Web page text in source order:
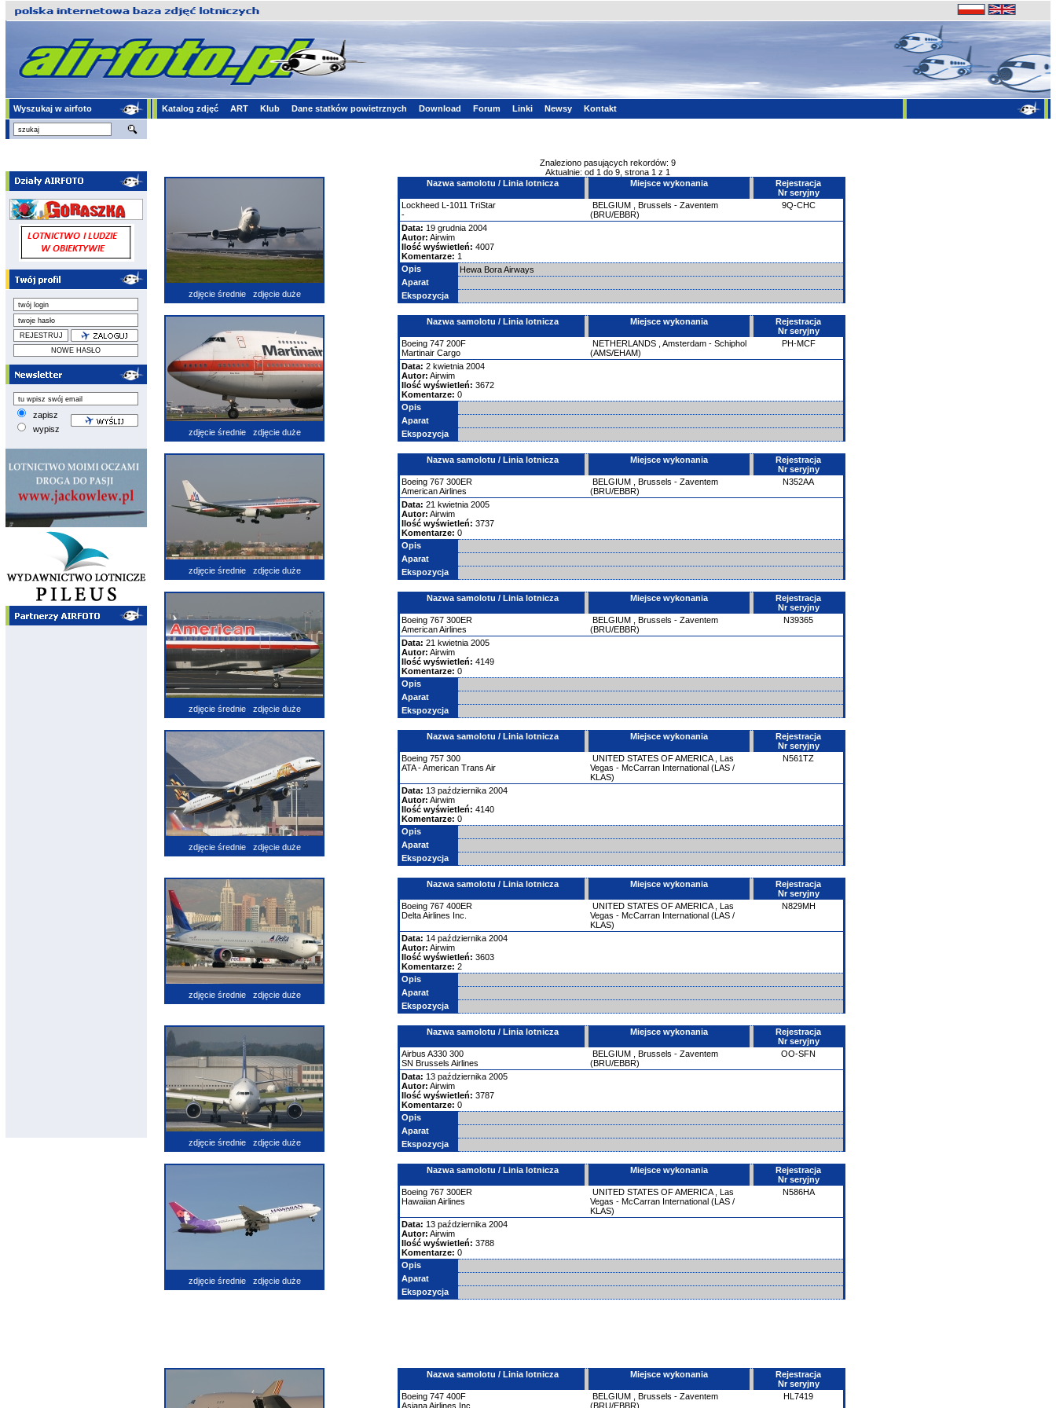
Wyszukaj w airfoto Katalog zdjęć ART Klub Dane statków powietrznych Download Forum Linki Newsy Kontakt
zapisz
wypisz
Znaleziono pasujących rekordów: 9
Aktualnie: od 1 do 9, strona 1 z 1
zdjęcie średnie zdjęcie duże
Nazwa samolotu / Linia lotnicza Miejsce wykonania
Rejestracja
Nr seryjny
Lockheed L-1011 TriStar
-
BELGIUM
Brussels - Zaventem
(BRU/EBBR)
9Q-CHC
Data: 19 grudnia 2004
Autor: Airwim
Ilość wyświetleń: 4007
Komentarze: 1
Opis
Hewa Bora Airways
Aparat
Ekspozycja
zdjęcie średnie zdjęcie duże
Nazwa samolotu / Linia lotnicza Miejsce wykonania
Rejestracja
Nr seryjny
Boeing 747 200F
Martinair Cargo
NETHERLANDS
Amsterdam - Schiphol
(AMS/EHAM)
PH-MCF
Data: 2 kwietnia 2004
Autor: Airwim
Ilość wyświetleń: 3672
Komentarze: 0
Opis
Aparat
Ekspozycja
zdjęcie średnie zdjęcie duże
Nazwa samolotu / Linia lotnicza Miejsce wykonania
Rejestracja
Nr seryjny
Boeing 767 300ER
American Airlines
BELGIUM
Brussels - Zaventem
(BRU/EBBR)
N352AA
Data: 21 kwietnia 2005
Autor: Airwim
Ilość wyświetleń: 3737
Komentarze: 0
Opis
Aparat
Ekspozycja
zdjęcie średnie zdjęcie duże
Nazwa samolotu / Linia lotnicza Miejsce wykonania
Rejestracja
Nr seryjny
Boeing 767 300ER
American Airlines
BELGIUM
Brussels - Zaventem
(BRU/EBBR)
N39365
Data: 21 kwietnia 2005
Autor: Airwim
Ilość wyświetleń: 4149
Komentarze: 0
Opis
Aparat
Ekspozycja
zdjęcie średnie zdjęcie duże
Nazwa samolotu / Linia lotnicza Miejsce wykonania
Rejestracja
Nr seryjny
Boeing 757 300
ATA - American Trans Air
UNITED STATES OF AMERICA, Las
Vegas - McCarran International (LAS /
KLAS)
N561TZ
Data: 13 października 2004
Autor: Airwim
Ilość wyświetleń: 4140
Komentarze: 0
Opis
Aparat
Ekspozycja
zdjęcie średnie zdjęcie duże
Nazwa samolotu / Linia lotnicza Miejsce wykonania
Rejestracja
Nr seryjny
Boeing 767 400ER
Delta Airlines Inc.
UNITED STATES OF AMERICA, Las
Vegas - McCarran International (LAS /
KLAS)
N829MH
Data: 14 października 2004
Autor: Airwim
Ilość wyświetleń: 3603
Komentarze: 2
Opis
Aparat
Ekspozycja
zdjęcie średnie zdjęcie duże
Nazwa samolotu / Linia lotnicza Miejsce wykonania
Rejestracja
Nr seryjny
Airbus A330 300
SN Brussels Airlines
BELGIUM
Brussels - Zaventem
(BRU/EBBR)
OO-SFN
Data: 13 października 2005
Autor: Airwim
Ilość wyświetleń: 3787
Komentarze: 0
Opis
Aparat
Ekspozycja
zdjęcie średnie zdjęcie duże
Nazwa samolotu / Linia lotnicza Miejsce wykonania
Rejestracja
Nr seryjny
Boeing 767 300ER
Hawaiian Airlines
UNITED STATES OF AMERICA, Las
Vegas - McCarran International (LAS /
KLAS)
N586HA
Data: 13 października 2004
Autor: Airwim
Ilość wyświetleń: 3788
Komentarze: 0
Opis
Aparat
Ekspozycja
Nazwa samolotu / Linia lotnicza Miejsce wykonania
Rejestracja
Nr seryjny
Boeing 747 400F
Asiana Airlines Inc.
BELGIUM
Brussels - Zaventem
(BRU/EBBR)
HL7419